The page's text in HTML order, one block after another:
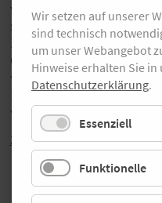
verschiedenen
zum Marathon im
Marathonläufer
Offermann das Ziel in
wurde die Veranstaltung
Halbmarathonläufers.
vom Ruhrgebiets-
Zurück
Wir setzen auf unserer
sind technisch
um unser Webangebot
Hinweise erhalten Sie in
Datenschutzerklärung.
Essenziell
Funktionelle